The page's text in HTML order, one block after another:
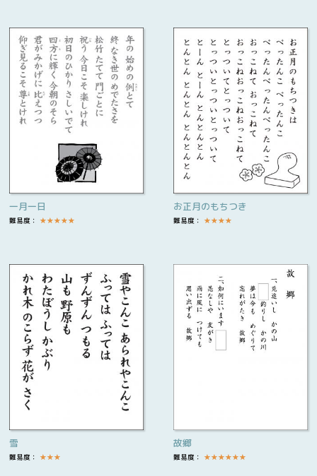
一月一日
難易度： ★★★★★
お正月のもちつき
難易度： ★★★★
雪
難易度： ★★★
故郷
難易度： ★★★★★★